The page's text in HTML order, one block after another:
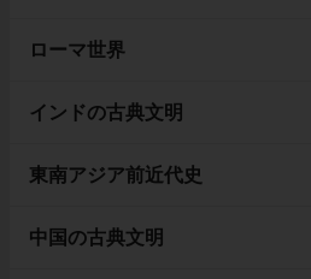
ローマ世界
インドの古典文明
東南アジア前近代史
中国の古典文明